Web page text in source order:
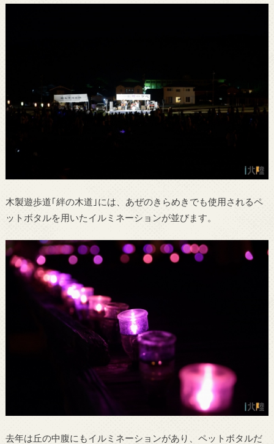
木製遊歩道｢絆の木道｣には、あぜのきらめきでも使用されるペ
ットボタルを用いたイルミネーションが並びます。
去年は丘の中腹にもイルミネーションがあり、ペットボタルだ